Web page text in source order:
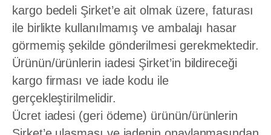
kargo bedeli Şirket’e ait olmak üzere, faturası
ile birlikte kullanılmamış ve ambalajı hasar
görmemiş şekilde gönderilmesi gerekmektedir.
Ürünün/ürünlerin iadesi Şirket’in bildireceği
kargo firması ve iade kodu ile
gerçekleştirilmelidir.
Ücret iadesi (geri ödeme) ürünün/ürünlerin